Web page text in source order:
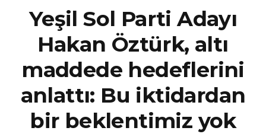
Yeşil Sol Parti Adayı
Hakan Öztürk, altı
maddede hedeflerini
anlattı: Bu iktidardan
bir beklentimiz yok